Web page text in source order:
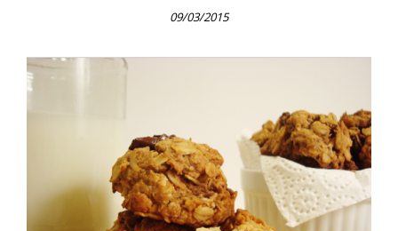
09/03/2015